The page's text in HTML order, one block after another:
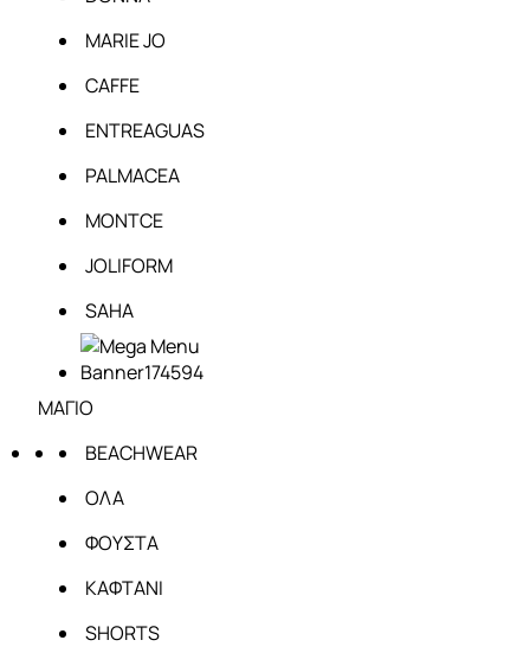
MARIE JO
CAFFE
ENTREAGUAS
PALMACEA
MONTCE
JOLIFORM
SAHA
ΜΑΓΙΟ
BEACHWEAR
ΟΛΑ
ΦΟΥΣΤΑ
ΚΑΦΤΑΝΙ
SHORTS